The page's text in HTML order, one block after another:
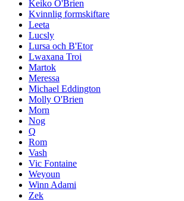
Keiko O'Brien
Kvinnlig formskiftare
Leeta
Lucsly
Lursa och B'Etor
Lwaxana Troi
Martok
Meressa
Michael Eddington
Molly O'Brien
Morn
Nog
Q
Rom
Vash
Vic Fontaine
Weyoun
Winn Adami
Zek